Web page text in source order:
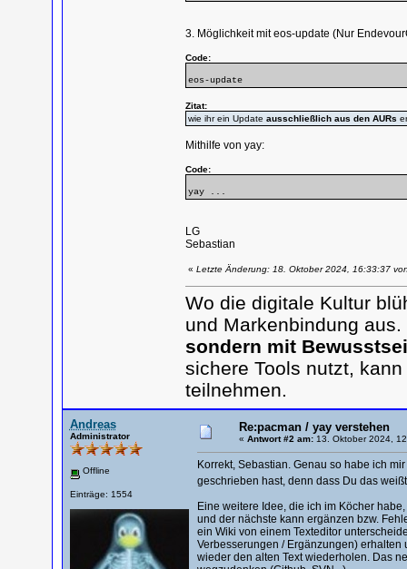
3. Möglichkeit mit eos-update (Nur
Code:
eos-update
Zitat:
wie ihr ein Update ausschließlich aus den AURs
Mithilfe von yay:
Code:
yay ...
LG
Sebastian
« Letzte Änderung: 18. Oktober 2024, 16:33:37
Wo die digitale Kultur
und Markenbindung aus.
sondern mit
sichere Tools nutzt,
teilnehmen.
Andreas
Administrator
Offline
Einträge: 1554
Re:pacman / yay verstehen
« Antwort #2 am:13. Oktober 2024,
Korrekt, Sebastian. Genau so habe ich
geschrieben hast, denn dass Du das
Eine weitere Idee, die ich im Köcher
und der nächste kann ergänzen bzw.
ein Wiki von einem Texteditor
Verbesserungen / Ergänzungen)
wieder den alten Text wiederholen. Das